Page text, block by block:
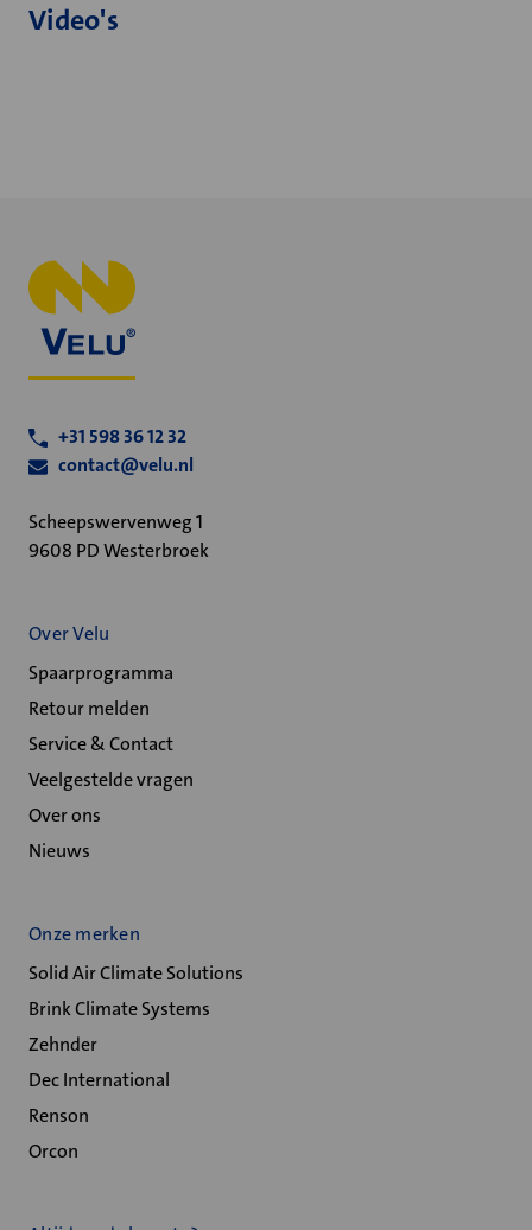
Video's
+31 598 36 12 32
contact@velu.nl
Scheepswervenweg 1
9608 PD Westerbroek
Over Velu
Spaarprogramma
Retour melden
Service & Contact
Veelgestelde vragen
Over ons
Nieuws
Onze merken
Solid Air Climate Solutions
Brink Climate Systems
Zehnder
Dec International
Renson
Orcon